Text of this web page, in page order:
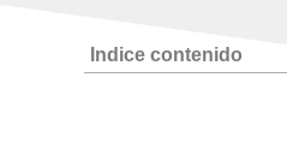
Indice contenido